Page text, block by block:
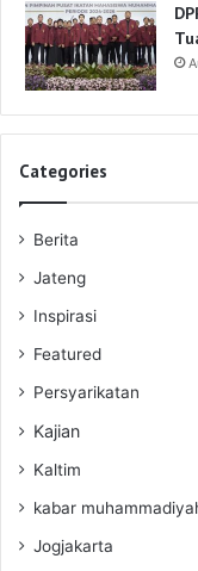
Categories
Berita
Jateng
Inspirasi
Featured
Persyarikatan
Kajian
Kaltim
kabar
Jogjakarta